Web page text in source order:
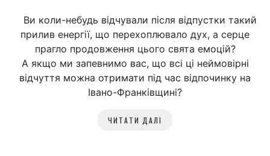
Ви коли-небудь відчували після відпустки такий
прилив енергії, що перехоплювало дух, а серце
прагло продовження цього свята емоцій?
А якщо ми запевнимо вас, що всі ці неймовірні
відчуття можна отримати під час відпочинку на
Івано-Франківщині?